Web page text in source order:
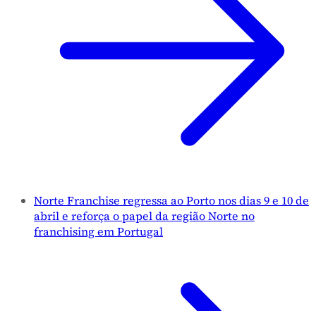
Norte Franchise regressa ao Porto nos dias 9 e 10 de
abril e reforça o papel da região Norte no
franchising em Portugal